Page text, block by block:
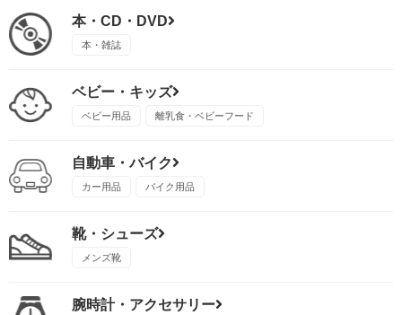
本・CD・DVD
本・雑誌
ベビー・キッズ
ベビー用品 離乳食・ベビーフード
自動車・バイク
カー用品 バイク用品
靴・シューズ
メンズ靴
腕時計・アクセサリー